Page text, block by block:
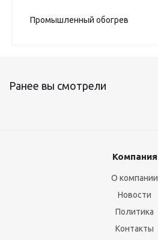
Промышленный обогрев
Ранее вы смотрели
Компания
О компании
Новости
Политика
Контакты